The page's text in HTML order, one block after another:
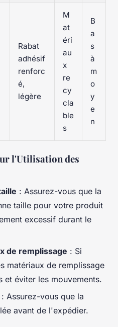
Rabat
adhésif
renforc
é,
légère
M
at
éri
au
x
re
cy
cla
ble
s
B
a
s
à
m
o
y
e
n
l'Utilisation des
: Assurez-vous que la
taille pour votre produit
excessif durant le
de remplissage : Si
matériaux de remplissage
et éviter les mouvements.
: Assurez-vous que la
avant de l'expédier.